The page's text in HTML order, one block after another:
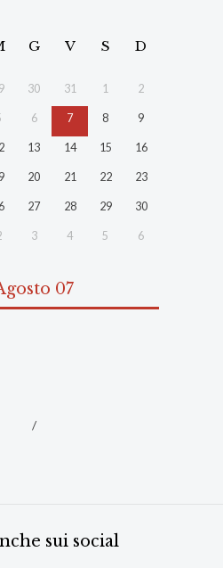
G V S D
30 31 1 2
6 7 8 9
13 14 15 16
20 21 22 23
27 28 29 30
3 4 5 6
07
/
sui social